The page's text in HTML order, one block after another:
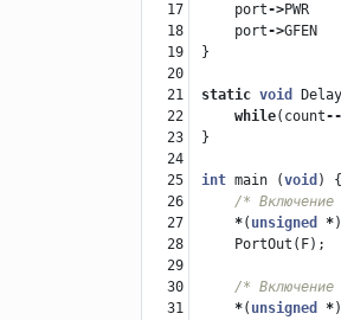
17
18
19
20
21
22
23
24
25
26
27
28
29
30
31
port->PWR
port->GFEN
}
static void Delay
while( count--
}
int main (void )
{
/* Включение
*( unsigned *
PortOut ( F);
/* Включение
*( unsigned *